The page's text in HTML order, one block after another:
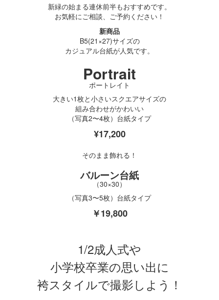
新緑の始まる連休前半もおすすめです。
お気軽にご相談、ご予約ください！
新商品
B5(21×27)サイズの
カジュアル台紙が人気です。
Portrait
ポートレイト
大きい1枚と小さいスクエアサイズの
組み合わせがかわいい
（写真2〜4枚）台紙タイプ
¥17,200
そのまま飾れる！
バルーン台紙
（30×30）
（写真3〜5枚）台紙タイプ
￥19,800
1/2成人式や
小学校卒業の思い出に
袴スタイルで撮影しよう！